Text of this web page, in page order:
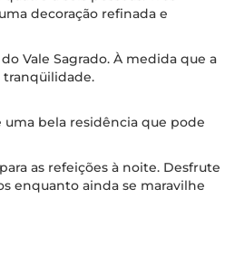
decoração refinada e
Vale Sagrado. À medida que a
tranqüilidade.
uma bela residência que pode
as refeições à noite. Desfrute
enquanto ainda se maravilhe